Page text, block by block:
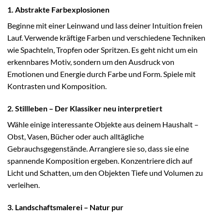
1. Abstrakte Farbexplosionen
Beginne mit einer Leinwand und lass deiner Intuition freien
Lauf. Verwende kräftige Farben und verschiedene Techniken
wie Spachteln, Tropfen oder Spritzen. Es geht nicht um ein
erkennbares Motiv, sondern um den Ausdruck von
Emotionen und Energie durch Farbe und Form. Spiele mit
Kontrasten und Komposition.
2. Stillleben – Der Klassiker neu interpretiert
Wähle einige interessante Objekte aus deinem Haushalt –
Obst, Vasen, Bücher oder auch alltägliche
Gebrauchsgegenstände. Arrangiere sie so, dass sie eine
spannende Komposition ergeben. Konzentriere dich auf
Licht und Schatten, um den Objekten Tiefe und Volumen zu
verleihen.
3. Landschaftsmalerei – Natur pur